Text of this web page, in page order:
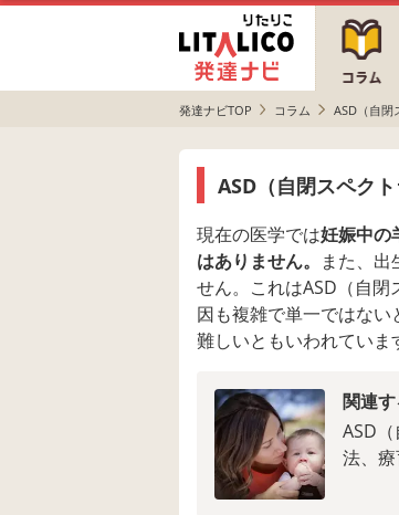
発達ナビTOP コラム ASD（自閉
ASD（自閉スペク
現在の医学では妊娠中の
はありません。 また、
せん。これはASD（自
因も複雑で単一ではな
難しいともいわれていま
関連
ASD
法、療